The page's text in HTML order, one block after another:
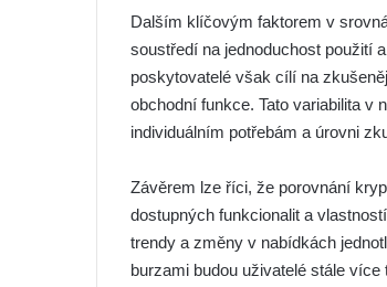
Dalším klíčovým faktorem v
soustředí na jednoduchost použití
poskytovatelé však cílí na
obchodní funkce. Tato variabilita v
individuálním potřebám a úrovni
Závěrem lze říci, že porovnání
dostupných funkcionalit a
trendy a změny v nabídkách
burzami budou uživatelé stále